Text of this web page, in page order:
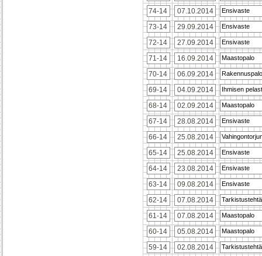
74-14 07.10.2014 Ensivaste
73-14 29.09.2014 Ensivaste
72-14 27.09.2014 Ensivaste
71-14 16.09.2014 Maastopalo
70-14 06.09.2014 Rakennuspalo
69-14 04.09.2014 Ihmisen
68-14 02.09.2014 Maastopalo
67-14 28.08.2014 Ensivaste
66-14 25.08.2014
65-14 25.08.2014 Ensivaste
64-14 23.08.2014 Ensivaste
63-14 09.08.2014 Ensivaste
62-14 07.08.2014
61-14 07.08.2014 Maastopalo
60-14 05.08.2014 Maastopalo
59-14 02.08.2014